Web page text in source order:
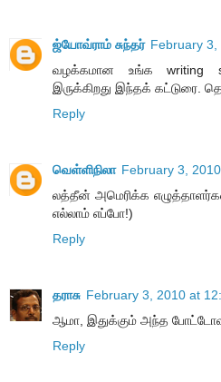
ஜ்யோவ்ராம் சுந்தர் February 3,
வழக்கமான உங்க writing
இருக்கிறது இந்தக் கட்டுரை.
Reply
வெள்ளிநிலா February 3,
லத்தீன் அமெரிக்க
எல்லாம் எப்போ!)
Reply
தராசு February 3, 2010 at
ஆமா, இதுக்கும் அந்த
Reply